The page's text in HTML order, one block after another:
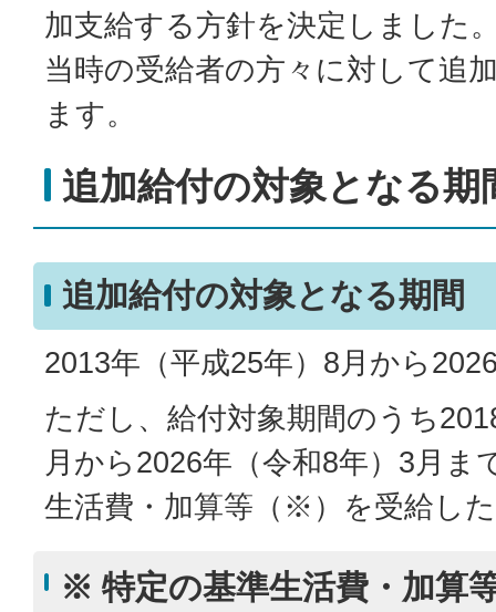
加支給する方針を決定しました
当時の受給者の方々に対して追
ます。
追加給付の対象となる期
追加給付の対象となる期間
2013年（平成25年）8月から
ただし、給付対象期間のうち
月から2026年（令和8年）3月ま
生活費・加算等（※）を受給し
※ 特定の基準生活費・加算